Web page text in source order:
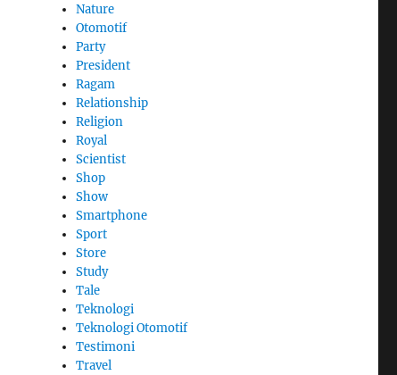
Nature
Otomotif
Party
President
Ragam
Relationship
Religion
Royal
Scientist
Shop
Show
Smartphone
Sport
Store
Study
Tale
Teknologi
Teknologi Otomotif
Testimoni
Travel